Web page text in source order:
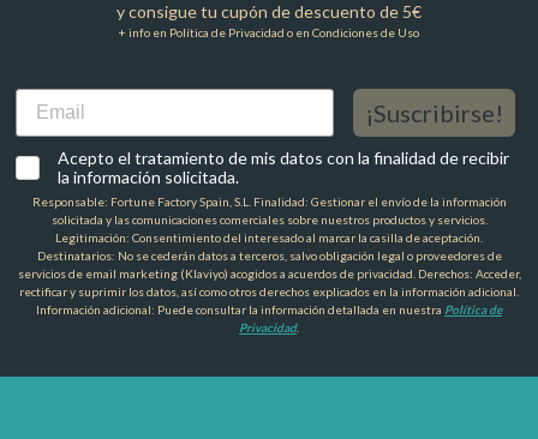
y consigue tu cupón de descuento de 5€
+ info en Política de Privacidad o en Condiciones de Uso
Email
¡Suscribirse!
Acepto el tratamiento de mis datos con la finalidad de recibir
la información solicitada.
Responsable: Fortune Factory Spain, S.L. Finalidad: Gestionar el envío de la información
solicitada y las comunicaciones comerciales sobre nuestros productos y servicios.
Legitimación: Consentimiento del interesado al marcar la casilla de aceptación.
Destinatarios: No se cederán datos a terceros, salvo obligación legal o proveedores de
servicios de email marketing (Klaviyo) acogidos a acuerdos de privacidad. Derechos: Acceder,
rectificar y suprimir los datos, así como otros derechos explicados en la información adicional.
Información adicional: Puede consultar la información detallada en nuestra Política de
Privacidad.